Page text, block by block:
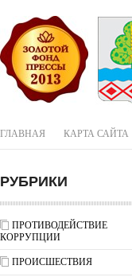
ГЛАВНАЯ КАРТА САЙТА
РУБРИКИ
ПРОТИВОДЕЙСТВИЕ
КОРРУПЦИИ
ПРОИСШЕСТВИЯ